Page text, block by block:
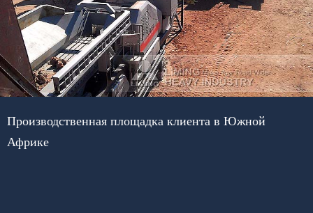
Производственная площадка клиента в Южной
Африке